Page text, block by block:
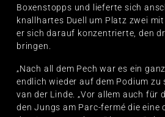
Boxenstopps und lieferte sich
knallhartes Duell um Platz zwei
er sich darauf konzentrierte, den
bringen.
„Nach all dem Pech war es ein
endlich wieder auf dem Podium zu
van der Linde. „Vor allem auch für
den Jungs am Parc-fermé die eine